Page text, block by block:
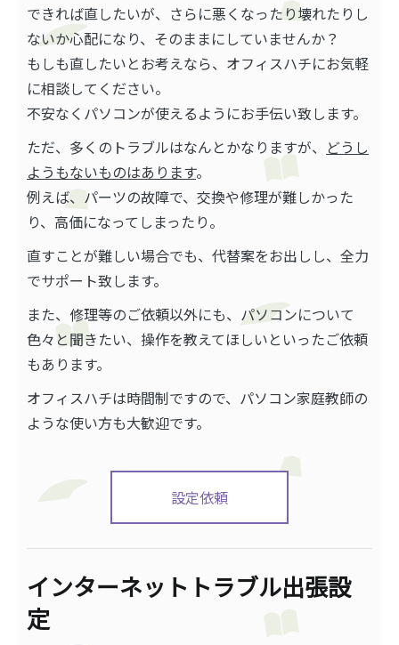
できれば直したいが、さらに悪くなったり壊れたりし
ないか心配になり、そのままにしていませんか？
もしも直したいとお考えなら、オフィスハチにお気軽
に相談してください。
不安なくパソコンが使えるようにお手伝い致します。
ただ、多くのトラブルはなんとかなりますが、 どうし
ようもないものはあります。
例えば、パーツの故障で、交換や修理が難しかった
り、高価になってしまったり。
直すことが難しい場合でも、代替案をお出しし、全力
でサポート致します。
また、修理等のご依頼以外にも、パソコンについて
色々と聞きたい、操作を教えてほしいといったご依頼
もあります。
オフィスハチは時間制ですので、パソコン家庭教師の
ような使い方も大歓迎です。
設定依頼
インターネットトラブル出張設
定